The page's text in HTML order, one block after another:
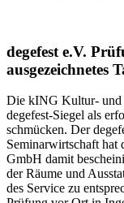
degefest e.V.
ausgezeichnetes
Die kING Kultur- und
degefest-Siegel als
schmücken. Der
Seminarwirtschaft
GmbH damit
der Räume und
des Service zu